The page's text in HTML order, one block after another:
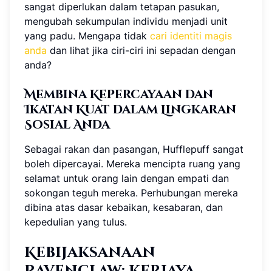
sangat diperlukan dalam tetapan pasukan,
mengubah sekumpulan individu menjadi unit
yang padu. Mengapa tidak cari identiti magis
anda dan lihat jika ciri-ciri ini sepadan dengan
anda?
Membina Kepercayaan dan
Ikatan Kuat dalam Lingkaran
Sosial Anda
Sebagai rakan dan pasangan, Hufflepuff sangat
boleh dipercayai. Mereka mencipta ruang yang
selamat untuk orang lain dengan empati dan
sokongan teguh mereka. Perhubungan mereka
dibina atas dasar kebaikan, kesabaran, dan
kepedulian yang tulus.
Kebijaksanaan